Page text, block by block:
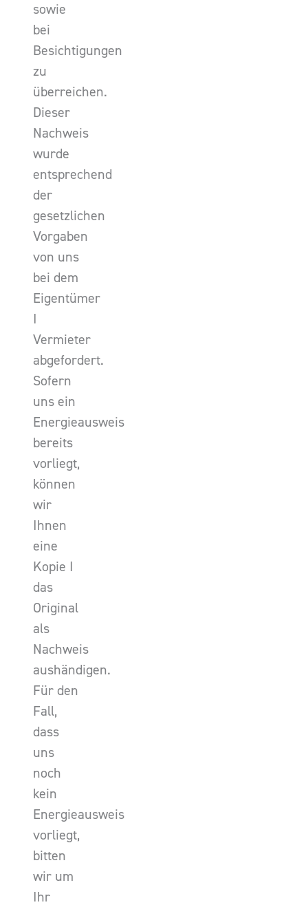
sowie
bei
Besichtigungen
zu
überreichen.
Dieser
Nachweis
wurde
entsprechend
der
gesetzlichen
Vorgaben
von uns
bei dem
Eigentümer
I
Vermieter
abgefordert.
Sofern
uns ein
Energieausweis
bereits
vorliegt,
können
wir
Ihnen
eine
Kopie I
das
Original
als
Nachweis
aushändigen.
Für den
Fall,
dass
uns
noch
kein
Energieausweis
vorliegt,
bitten
wir um
Ihr